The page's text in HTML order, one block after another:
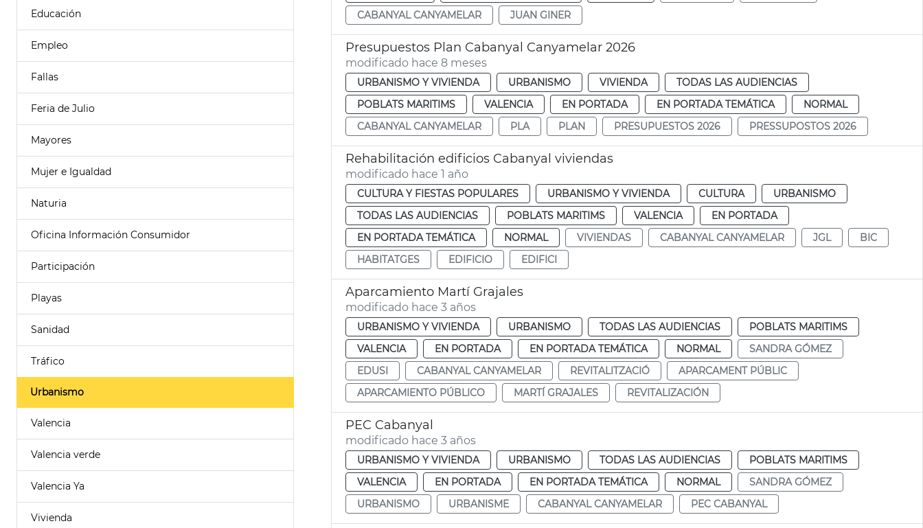
Educación
Empleo
Fallas
Feria de Julio
Mayores
Mujer e Igualdad
Naturia
Oficina Información Consumidor
Participación
Playas
Sanidad
Tráfico
Urbanismo
Valencia
Valencia verde
Valencia Ya
Vivienda
CABANYAL CANYAMELAR
JUAN GINER
Presupuestos Plan Cabanyal Canyamelar 2026
modificado hace 8 meses
URBANISMO Y VIVIENDA URBANISMO VIVIENDA
TODAS LAS AUDIENCIAS
POBLATS MARITIMS
VALENCIA EN PORTADA EN PORTADA TEMÁTICA
NORMAL
CABANYAL CANYAMELAR
PLA PLAN PRESUPUESTOS 2026 PRESSUPOSTOS 2026
Rehabilitación edificios Cabanyal viviendas
modificado hace 1 año
CULTURA Y FIESTAS POPULARES URBANISMO Y VIVIENDA CULTURA
URBANISMO
TODAS LAS AUDIENCIAS
POBLATS MARITIMS VALENCIA
EN PORTADA
EN PORTADA TEMÁTICA
NORMAL VIVIENDAS CABANYAL CANYAMELAR JGL
BIC
HABITATGES
EDIFICIO EDIFICI
Aparcamiento Martí Grajales
modificado hace 3 años
URBANISMO Y VIVIENDA URBANISMO TODAS LAS AUDIENCIAS
POBLATS MARITIMS
VALENCIA
EN PORTADA EN PORTADA TEMÁTICA NORMAL
SANDRA GÓMEZ
EDUSI
CABANYAL CANYAMELAR REVITALITZACIÓ
APARCAMENT PÚBLIC
APARCAMIENTO PÚBLICO
MARTÍ GRAJALES REVITALIZACIÓN
PEC Cabanyal
modificado hace 3 años
URBANISMO Y VIVIENDA URBANISMO TODAS LAS AUDIENCIAS
POBLATS MARITIMS
VALENCIA
EN PORTADA EN PORTADA TEMÁTICA NORMAL
SANDRA GÓMEZ
URBANISMO
URBANISME CABANYAL CANYAMELAR PEC CABANYAL